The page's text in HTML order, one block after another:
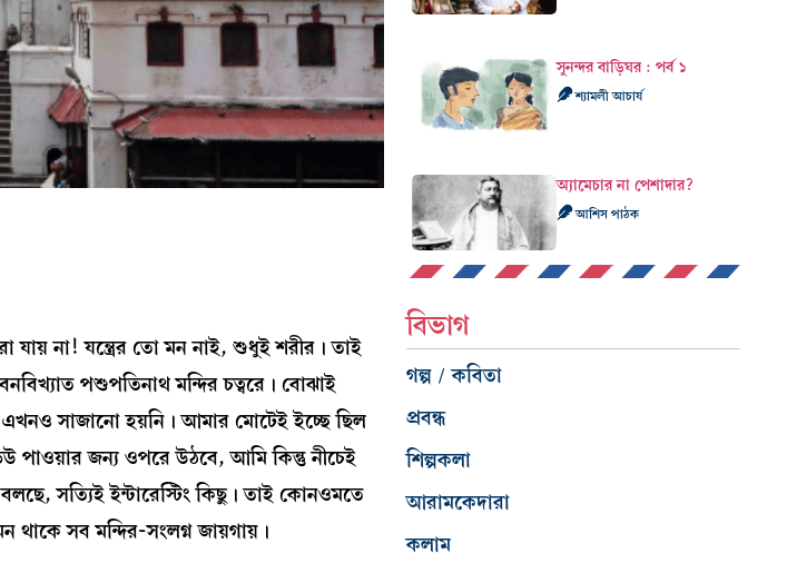
যায় না! যন্ত্রের তো মন নাই, শুধুই শরীর। তাই
পশুপতিনাথ মন্দির চত্বরে। বোঝাই
এখনও সাজানো হয়নি। আমার মোটেই ইচ্ছে ছিল
পাওয়ার জন্য ওপরে উঠবে, আমি কিন্তু নীচেই
সত্যিই ইন্টারেস্টিং কিছু। তাই কোনওমতে
থাকে সব মন্দির-সংলগ্ন জায়গায়।
সুনন্দর বাড়িঘর : পর্ব ১
শ্যামলী আচার্য
অ্যামেচার না পেশাদার?
আশিস পাঠক
বিভাগ
গল্প / কবিতা
প্রবন্ধ
শিল্পকলা
আরামকেদারা
কলাম